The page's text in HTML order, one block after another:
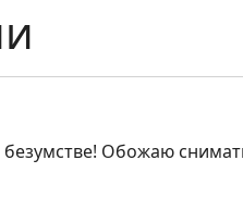
Обожаю